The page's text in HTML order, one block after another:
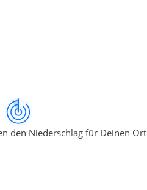
den Niederschlag für Deinen Ort